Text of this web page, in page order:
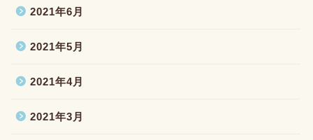
2021年6月
2021年5月
2021年4月
2021年3月